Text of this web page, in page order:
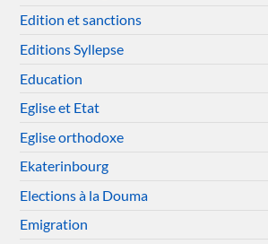
Edition et sanctions
Editions Syllepse
Education
Eglise et Etat
Eglise orthodoxe
Ekaterinbourg
Elections à la Douma
Emigration